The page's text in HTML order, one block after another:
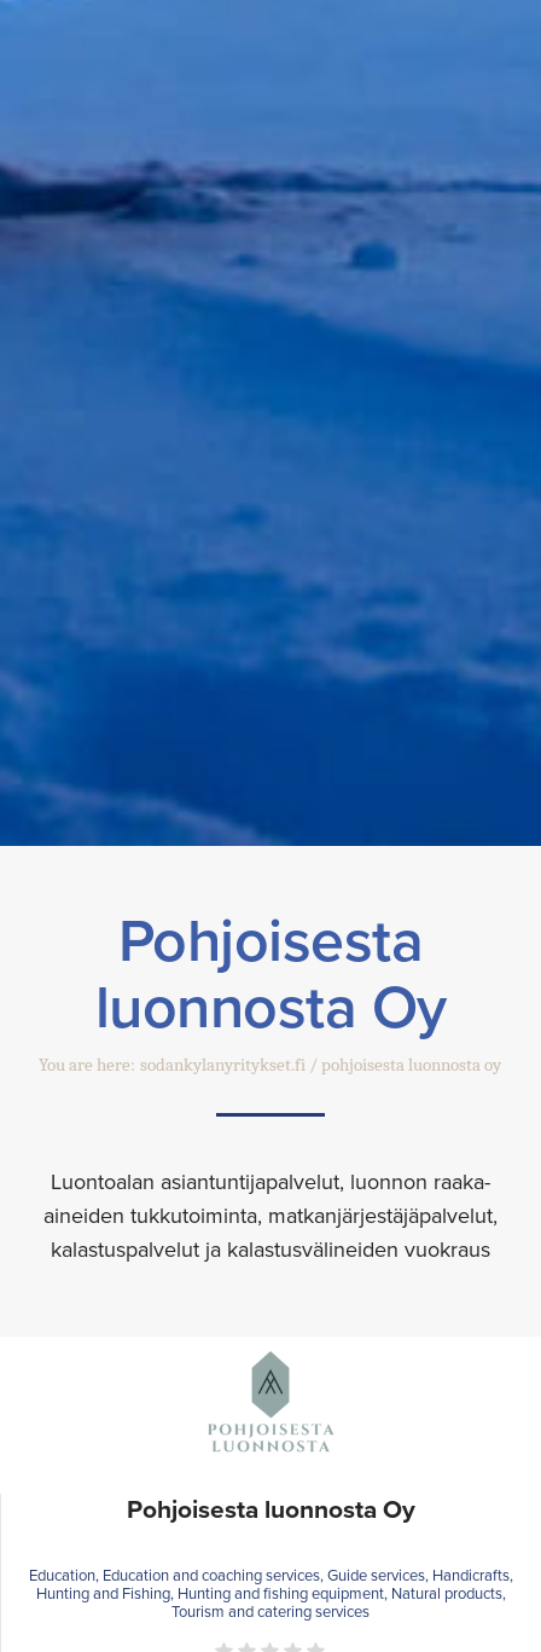
Pohjoisesta
luonnosta Oy
You are here: sodankylanyritykset.fi pohjoisesta luonnosta oy
Luontoalan asiantuntijapalvelut, luonnon raaka-
aineiden tukkutoiminta, matkanjärjestäjäpalvelut,
kalastuspalvelut ja kalastusvälineiden vuokraus
Pohjoisesta luonnosta Oy
Education, Education and coaching services, Guide services, Handicrafts,
Hunting and Fishing, Hunting and fishing equipment, Natural products,
Tourism and catering services